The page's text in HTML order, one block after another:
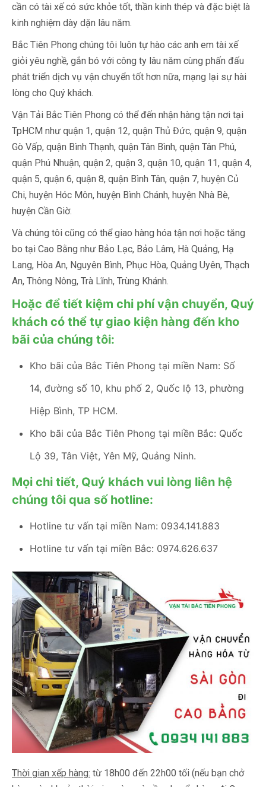
cần có tài xế có sức khỏe tốt, thần kinh thép và đặc biệt là
kinh nghiệm dày dặn lâu năm.
Bắc Tiên Phong chúng tôi luôn tự hào các anh em tài xế
giỏi yêu nghề, gắn bó với công ty lâu năm cùng phấn đấu
phát triển dịch vụ vận chuyển tốt hơn nữa, mạng lại sự hài
lòng cho Quý khách.
Vận Tải Bắc Tiên Phong có thể đến nhận hàng tận nơi tại
TpHCM như quận 1, quận 12, quận Thủ Đức, quận 9, quận
Gò Vấp, quận Bình Thạnh, quận Tân Bình, quận Tân Phú,
quận Phú Nhuận, quận 2, quận 3, quận 10, quận 11, quận 4,
quận 5, quận 6, quận 8, quận Bình Tân, quận 7, huyện Củ
Chi, huyện Hóc Môn, huyện Bình Chánh, huyện Nhà Bè,
huyện Cần Giờ.
Và chúng tôi cũng có thể giao hàng hóa tận nơi hoặc tăng
bo tại Cao Bằng như Bảo Lạc, Bảo Lâm, Hà Quảng, Hạ
Lang, Hòa An, Nguyên Bình, Phục Hòa, Quảng Uyên, Thạch
An, Thông Nông, Trà Lĩnh, Trùng Khánh.
Hoặc để tiết kiệm chi phí vận chuyển, Quý
khách có thể tự giao kiện hàng đến kho
bãi của chúng tôi:
Kho bãi của Bắc Tiên Phong tại miền Nam: Số
14, đường số 10, khu phố 2, Quốc lộ 13, phường
Hiệp Bình, TP HCM.
Kho bãi của Bắc Tiên Phong tại miền Bắc: Quốc
Lộ 39, Tân Việt, Yên Mỹ, Quảng Ninh.
Mọi chi tiết, Quý khách vui lòng liên hệ
chúng tôi qua số hotline:
Hotline tư vấn tại miền Nam: 0934.141.883
Hotline tư vấn tại miền Bắc: 0974.626.637
Thời gian xếp hàng: từ 18h00 đến 22h00 tối (nếu bạn chở